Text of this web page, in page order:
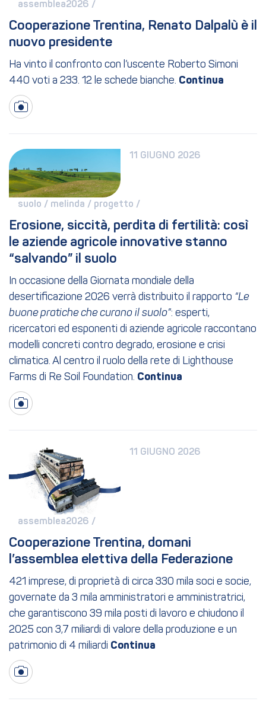
assemblea2026 /
Cooperazione Trentina, Renato Dalpalù è il
nuovo presidente
Ha vinto il confronto con l’uscente Roberto Simoni
440 voti a 233. 12 le schede bianche.
11 GIUGNO 2026
suolo / melinda / progetto /
Erosione, siccità, perdita di fertilità: così
le aziende agricole innovative stanno
“salvando” il suolo
In occasione della Giornata mondiale della
desertificazione 2026 verrà distribuito il rapporto “Le
buone pratiche che curano il suolo”: esperti,
ricercatori ed esponenti di aziende agricole raccontano
modelli concreti contro degrado, erosione e crisi
climatica. Al centro il ruolo della rete di Lighthouse
Farms di Re Soil Foundation.
11 GIUGNO 2026
assemblea2026 /
Cooperazione Trentina, domani
l’assemblea elettiva della Federazione
421 imprese, di proprietà di circa 330 mila soci e socie,
governate da 3 mila amministratori e amministratrici,
che garantiscono 39 mila posti di lavoro e chiudono il
2025 con 3,7 miliardi di valore della produzione e un
patrimonio di 4 miliardi